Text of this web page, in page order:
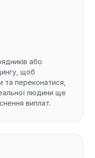
або
щоб
та переконатися,
людини ще
виплат.